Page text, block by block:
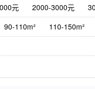
元 2000-3000元
90-110m² 110-150m²